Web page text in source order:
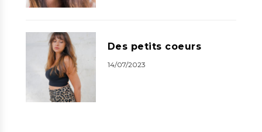
Des petits coeurs
14/07/2023